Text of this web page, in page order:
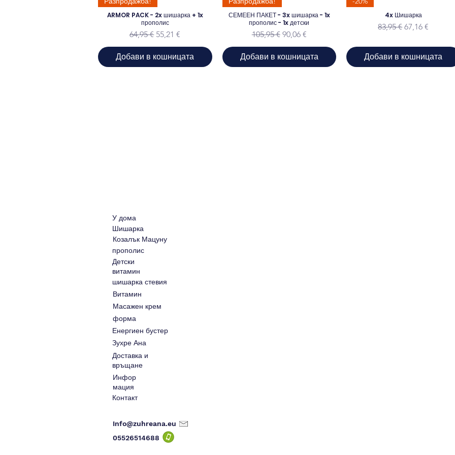
ARMOR PACK - 2x шишарка + 1x
прополис
Редовна цена
64,95 € Продажна цена
55,21 €
Добави в кошницата
СЕМЕЕН ПАКЕТ - 3x шишарка - 1x
прополис - 1x детски
Редовна цена
105,95 € Продажна цена
90,06 €
Добави в кошницата
4x Шишарка
Редовна цена
83,95 €Продажна
67,16 €
Добави в кошницата
У дома
Шишарка
Козалък Мацуну
прополис
Детски
витамин
шишарка стевия
Витамин
Масажен крем
форма
Енергиен бустер
Зухре Ана
Доставка и
връщане
Инфор
мация
Контакт
Info@zuhreana.eu
05526514688